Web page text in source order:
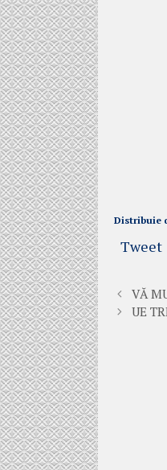
Distribuie
Tweet
VĂ
UE